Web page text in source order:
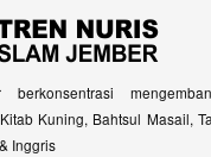
Kuning, Bahtsul Masail,
Inggris